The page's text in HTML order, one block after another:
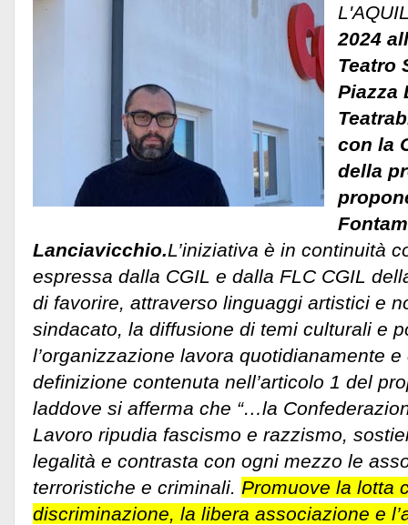
2024
Teatro
Piazza
con la
della
Lanciavicchio.L’iniziativa è in continuità
espressa dalla CGIL e dalla FLC CGIL
di favorire, attraverso linguaggi artistici e
sindacato, la diffusione di temi culturali e
l’organizzazione lavora quotidianamente
definizione contenuta nell’articolo 1 del
laddove si afferma che “…la
Lavoro ripudia fascismo e razzismo,
legalità e contrasta con ogni mezzo le
terroristiche e criminali. Promuove la lotta
discriminazione, la libera associazione e